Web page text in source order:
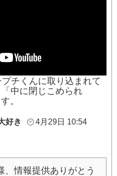
チくんに取り込まれて
中に閉じこめられ
。
好き 4月29日 10:54
、情報提供ありがとう